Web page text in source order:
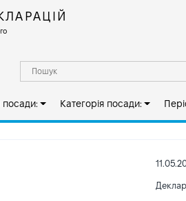
посади: Категорія посади: